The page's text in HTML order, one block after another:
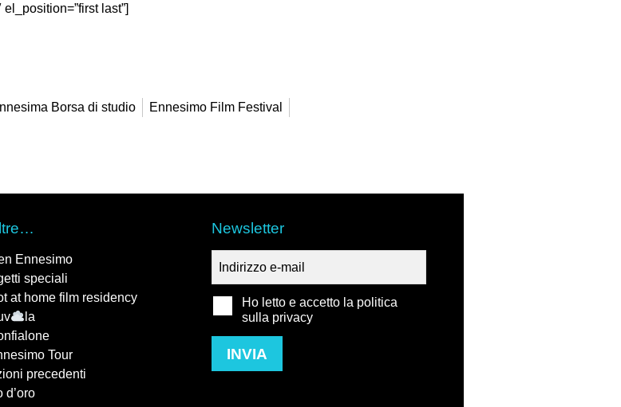
last”]
Borsa di studio Ennesimo Film Festival
Ennesimo
speciali
at home film residency
la
Tour
precedenti
d’oro
Newsletter
Ho letto e accetto la politica
sulla privacy
INVIA